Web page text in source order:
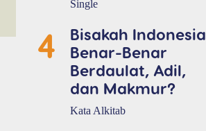
Single
4
Bisakah Indonesia
Benar-Benar
Berdaulat, Adil,
dan Makmur?
Kata Alkitab